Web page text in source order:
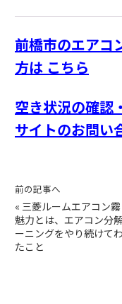
前橋市のエアコ
方は こちら
空き状況の確認
サイトのお問い
前の記事へ
« 三菱ルームエアコン
魅力とは、エアコン分
ーニングをやり続けて
たこと